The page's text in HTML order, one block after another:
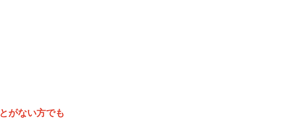
がない方でも